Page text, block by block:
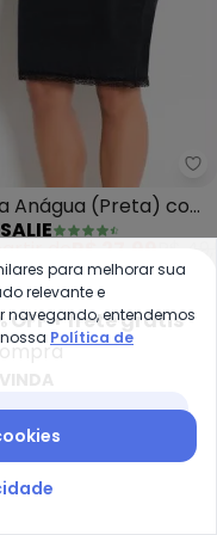
Saia (Barrado Azul)
Anágua (Preta) com
OFF + frete grátis
para melhorar sua
relevante e
navegando, entendemos
Política de